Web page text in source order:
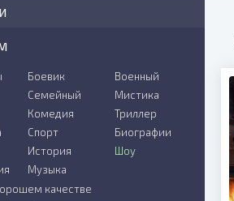
Боевик
Семейный
Комедия
Военный
Мистика
Триллер
Спорт
История
Музыка
Биографии
Шоу
качестве